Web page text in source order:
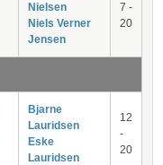
Nielsen
Niels Verner
Jensen
7 -
20
Bjarne
Lauridsen
Eske
Lauridsen
12
-
20